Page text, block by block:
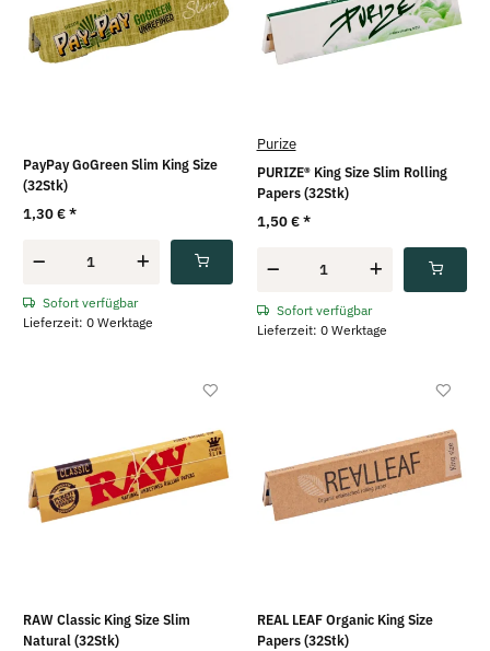
PayPay GoGreen Slim King Size
(32Stk)
1,30 €*
Sofort verfügbar
Lieferzeit: 0 Werktage
Purize
PURIZE® King Size Slim Rolling
Papers (32Stk)
1,50 €*
Sofort verfügbar
Lieferzeit: 0 Werktage
RAW Classic King Size Slim
Natural (32Stk)
REAL LEAF Organic King Size
Papers (32Stk)